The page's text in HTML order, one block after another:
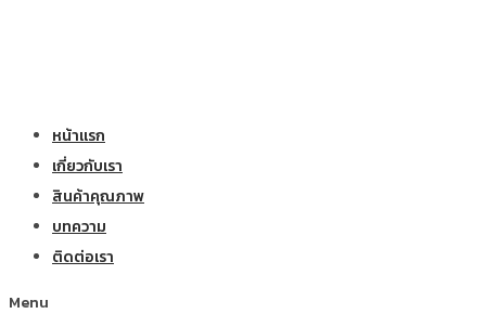
หน้าแรก
เกี่ยวกับเรา
สินค้าคุณภาพ
บทความ
ติดต่อเรา
Menu